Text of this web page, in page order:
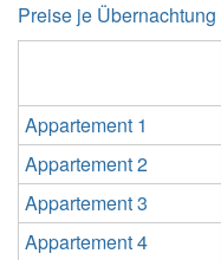
Preise je Übernachtung
Appartement 1
Appartement 2
Appartement 3
Appartement 4